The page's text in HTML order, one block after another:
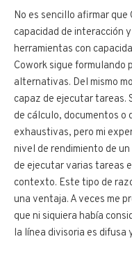
No es sencillo afirmar que
capacidad de interacción
herramientas con
Cowork sigue formulando
alternativas. Del mismo
capaz de ejecutar tareas.
de cálculo, documentos o
exhaustivas, pero mi
nivel de rendimiento de
de ejecutar varias tareas
contexto. Este tipo de
una ventaja. A veces me
que ni siquiera había
la línea divisoria es difusa